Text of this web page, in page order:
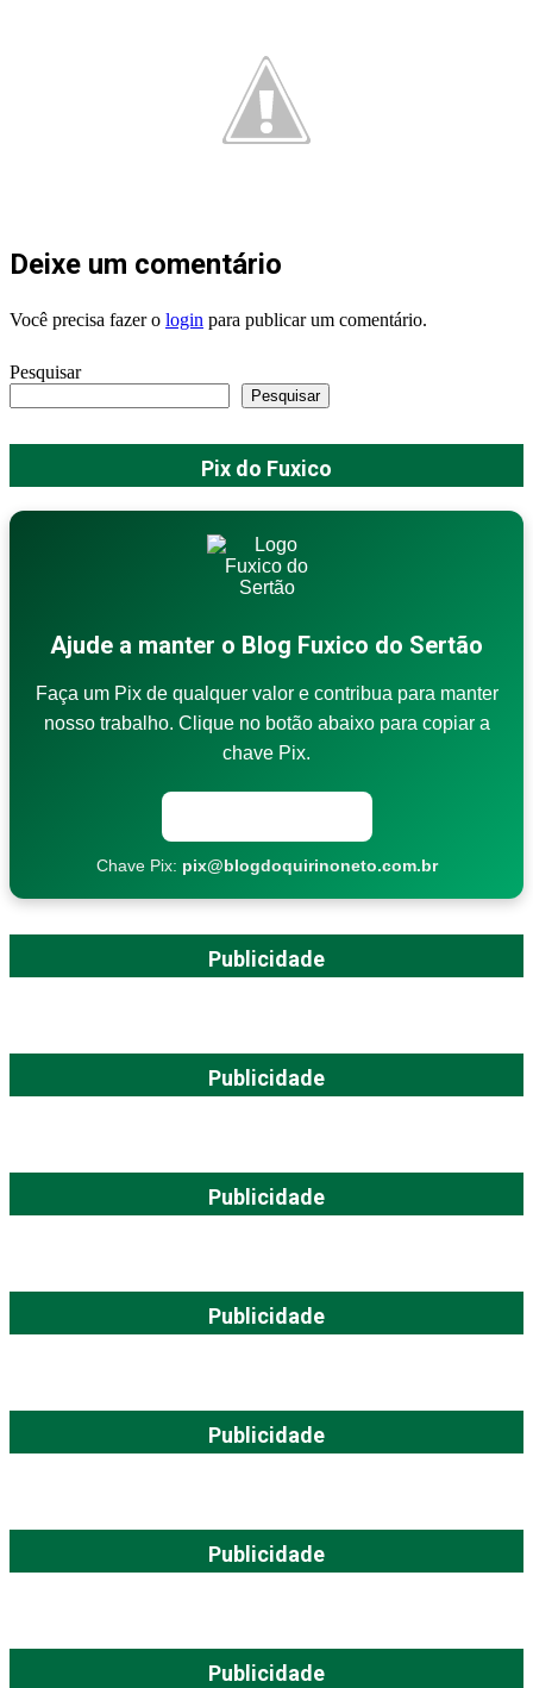
Deixe um comentário
Você precisa fazer o login para publicar um comentário.
Pesquisar
Pesquisar
Pix do Fuxico
Ajude a manter o Blog Fuxico do Sertão
Faça um Pix de qualquer valor e contribua para manter
nosso trabalho. Clique no botão abaixo para copiar a
chave Pix.
Chave Pix: pix@blogdoquirinoneto.com.br
Publicidade
Publicidade
Publicidade
Publicidade
Publicidade
Publicidade
Publicidade